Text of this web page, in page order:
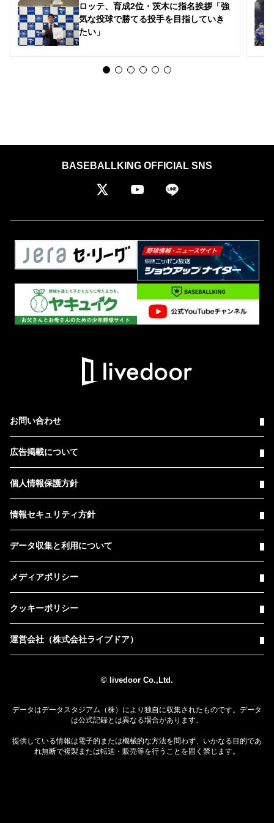
ロッテ、育成2位・茨木に指名挨拶「強
気な投球で勝てる投手を目指していき
たい」
BASEBALLKING OFFICIAL SNS
お問い合わせ
広告掲載について
個人情報保護方針
情報セキュリティ方針
データ収集と利用について
メディアポリシー
クッキーポリシー
運営会社（株式会社ライブドア）
© livedoor Co.,Ltd.
データはデータスタジアム（株）により独自に収集されたものです。データ
は公式記録とは異なる場合があります。
提供している情報は電子的または機械的な方法を問わず、いかなる目的であ
れ無断で複製または転送・販売等を行うことを固く禁じます。